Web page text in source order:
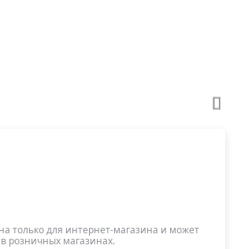
только для интернет-магазина и может
розничных магазинах.